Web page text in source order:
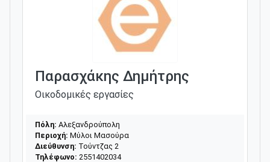
Παρασχάκης Δημήτρης
Οικοδομικές εργασίες
Πόλη: Αλεξανδρούπολη
Περιοχή: Μύλοι Μασούρα
Διεύθυνση: Τούντζας 2
Τηλέφωνο: 2551402034